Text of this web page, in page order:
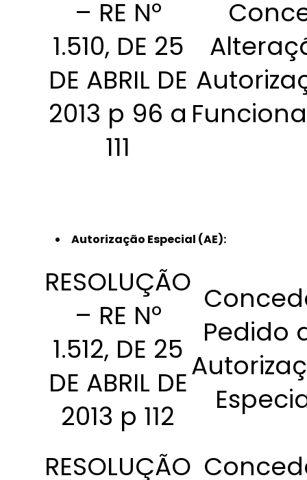
– RE Nº
1.510, DE 25
DE ABRIL DE
2013 p 96 a
111
Autorização Especial (AE):
RESOLUÇÃO
– RE Nº
1.512, DE 25
DE ABRIL DE
2013 p 112
Pedido
RESOLUÇÃO